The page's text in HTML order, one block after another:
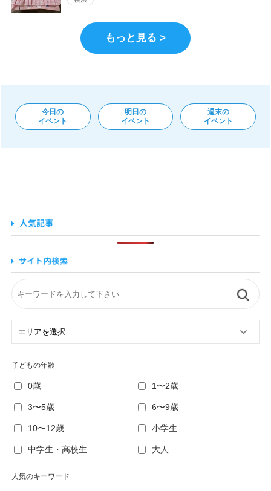
もっと見る >
今日の
イベント
明日の
イベント
週末の
イベント
子どもの年齢
0歳 1〜2歳
3〜5歳 6〜9歳
10〜12歳 小学生
中学生・高校生 大人
人気のキーワード